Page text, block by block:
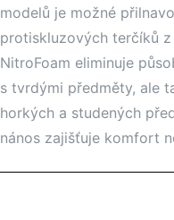
modelů je možné
protiskluzových terčíků z
NitroFoam eliminuje
s tvrdými předměty, ale
horkých a studených
nános zajišťuje komfort